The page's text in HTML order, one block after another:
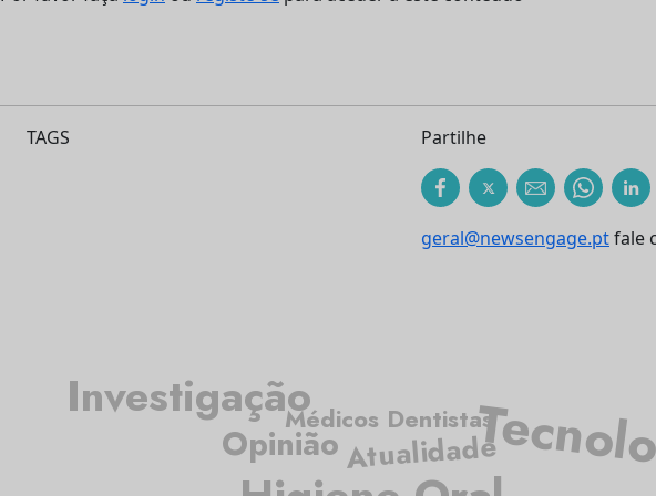
TAGS Partilhe
geral@newsengage.ptfale
Atualidade
Médicos Dentistas
Opinião
Investigação